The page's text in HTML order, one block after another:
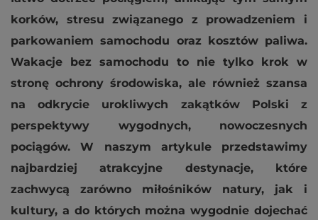
korków, stresu związanego z prowadzeniem i
parkowaniem samochodu oraz kosztów paliwa.
Wakacje bez samochodu to nie tylko krok w
stronę ochrony środowiska, ale również szansa
na odkrycie urokliwych zakątków Polski z
perspektywy wygodnych, nowoczesnych
pociągów. W naszym artykule przedstawimy
najbardziej atrakcyjne destynacje, które
zachwycą zarówno miłośników natury, jak i
kultury, a do których można wygodnie dojechać